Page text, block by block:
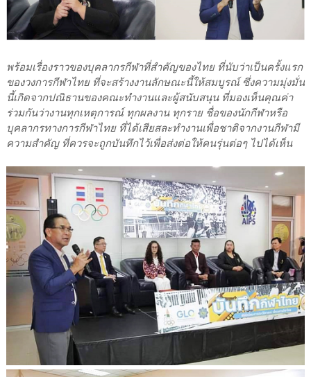
พร้อมเรื่องราวของบุคลากรกีฬาที่สำคัญของไทย ที่นับว่าเป็นครั้งแรก
ของวงการกีฬาไทย ที่จะสร้างงานลักษณะนี้ให้สมบูรณ์ ซึ่งความมุ่งมั่น
นี้เกิดจากปณิธานของคณะทำงานและผู้สนับสนุน ที่มองเห็นคุณค่า
ร่วมกันว่างานทุกเหตุการณ์ ทุกผลงาน ทุกราย ชื่อของนักกีฬาหรือ
บุคลากรทางการกีฬาไทย ที่ได้เสียสละทำงานเพื่อชาติจากงานกีฬามี
ความสำคัญ ที่ควรจะถูกบันทึกไว้เพื่อส่งต่อให้คนรุ่นต่อๆ ไปได้เห็น